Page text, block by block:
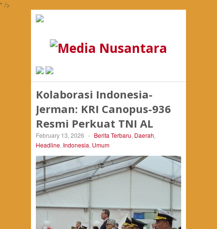
" />
Kolaborasi Indonesia-
Jerman: KRI Canopus-936
Resmi Perkuat TNI AL
February 13, 2026 - Berita Terbaru, Daerah,
Headline, Indonesia, Umum